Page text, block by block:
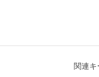
関連キ